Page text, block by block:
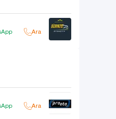
Ara
Ara